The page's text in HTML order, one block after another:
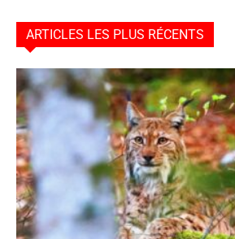
ARTICLES LES PLUS RÉCENTS